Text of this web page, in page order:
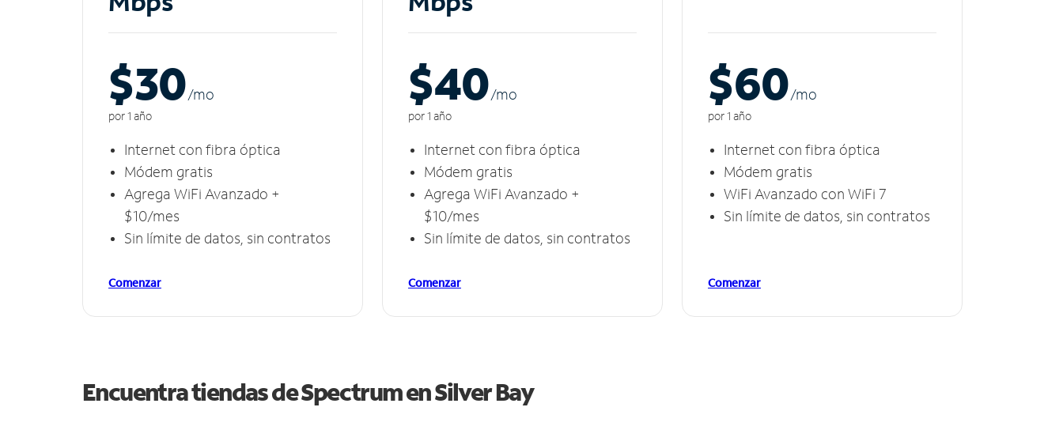
$30/mo
por 1 año
Internet con fibra óptica
Módem gratis
Agrega WiFi Avanzado +
$10/mes
Sin límite de datos, sin contratos
Comenzar
$40/mo
por 1 año
Internet con fibra óptica
Módem gratis
Agrega WiFi Avanzado +
$10/mes
Sin límite de datos, sin contratos
Comenzar
$60/mo
por 1 año
Internet con fibra óptica
Módem gratis
WiFi Avanzado con WiFi 7
Sin límite de datos, sin contratos
Comenzar
Encuentra tiendas de Spectrum enSilver Bay